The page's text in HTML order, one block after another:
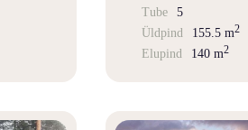
Tube
5
Üldpind
155.5 m2
Elupind 140 m2